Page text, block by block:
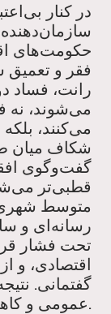
در کنار
حکومت‌های
فقر و
رانت، فساد
می‌شوند، نه
می‌کنند،
شکاف میان
گفت‌وگوی
قطبی‌تر
متوسط شهری
رسانه‌ای و
تحت فشار
اقتصادی، و
گفتمانی.
عمومی و کاهش ظرفیت میانجی‌گری است.